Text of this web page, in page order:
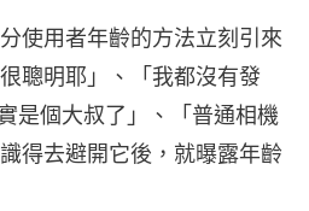
使用者年齡的方法立刻引來
聰明耶」、「我都沒有發
是個大叔了」、「普通相機
得去避開它後，就曝露年齡